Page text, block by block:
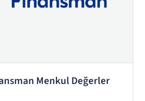
Menkul Değerler